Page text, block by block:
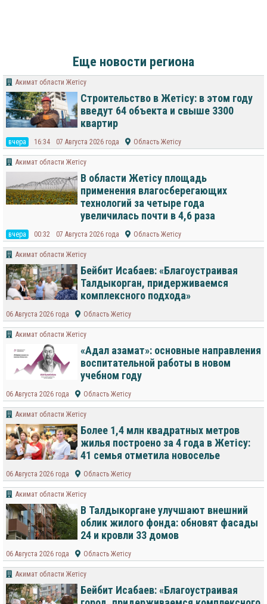
Еще новости региона
Акимат области Жетісу
Строительство в Жетісу: в этом году
введут 64 объекта и свыше 3300
квартир
вчера 16:34 07 Августа 2026 года Область Жетісу
Акимат области Жетісу
В области Жетісу площадь
применения влагосберегающих
технологий за четыре года
увеличилась почти в 4,6 раза
вчера 00:32 07 Августа 2026 года Область Жетісу
Акимат области Жетісу
Бейбит Исабаев: «Благоустраивая
Талдыкорган, придерживаемся
комплексного подхода»
06 Августа 2026 года Область Жетісу
Акимат области Жетісу
«Адал азамат»: основные направления
воспитательной работы в новом
учебном году
06 Августа 2026 года Область Жетісу
Акимат области Жетісу
Более 1,4 млн квадратных метров
жилья построено за 4 года в Жетісу:
41 семья отметила новоселье
06 Августа 2026 года Область Жетісу
Акимат области Жетісу
В Талдыкоргане улучшают внешний
облик жилого фонда: обновят фасады
24 и кровли 33 домов
06 Августа 2026 года Область Жетісу
Акимат области Жетісу
Бейбит Исабаев: «Благоустраивая